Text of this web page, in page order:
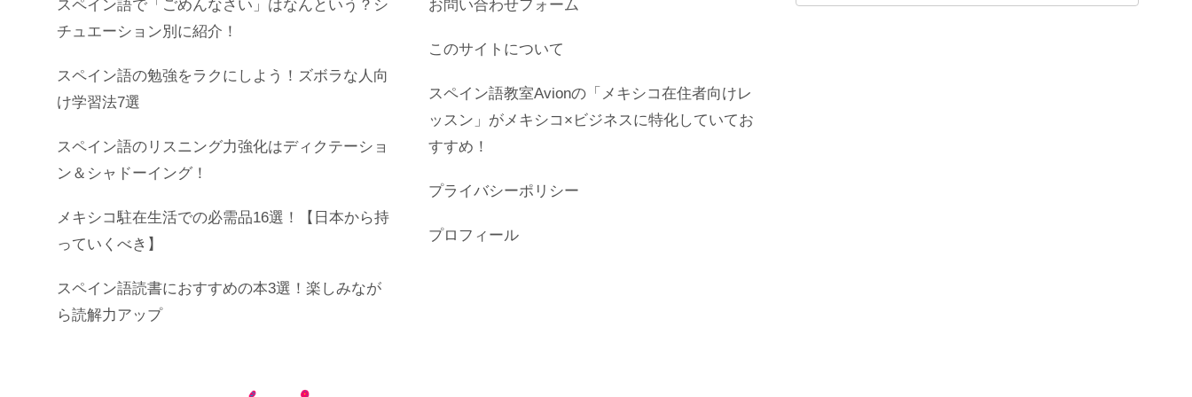
スペイン語で「ごめんなさい」はなんという？シ
チュエーション別に紹介！
スペイン語の勉強をラクにしよう！ズボラな人向
け学習法7選
スペイン語のリスニング力強化はディクテーショ
ン＆シャドーイング！
メキシコ駐在生活での必需品16選！【日本から持
っていくべき】
スペイン語読書におすすめの本3選！楽しみなが
ら読解力アップ
お問い合わせフォーム
このサイトについて
スペイン語教室Avionの「メキシコ在住者向けレ
ッスン」がメキシコ×ビジネスに特化していてお
すすめ！
プライバシーポリシー
プロフィール